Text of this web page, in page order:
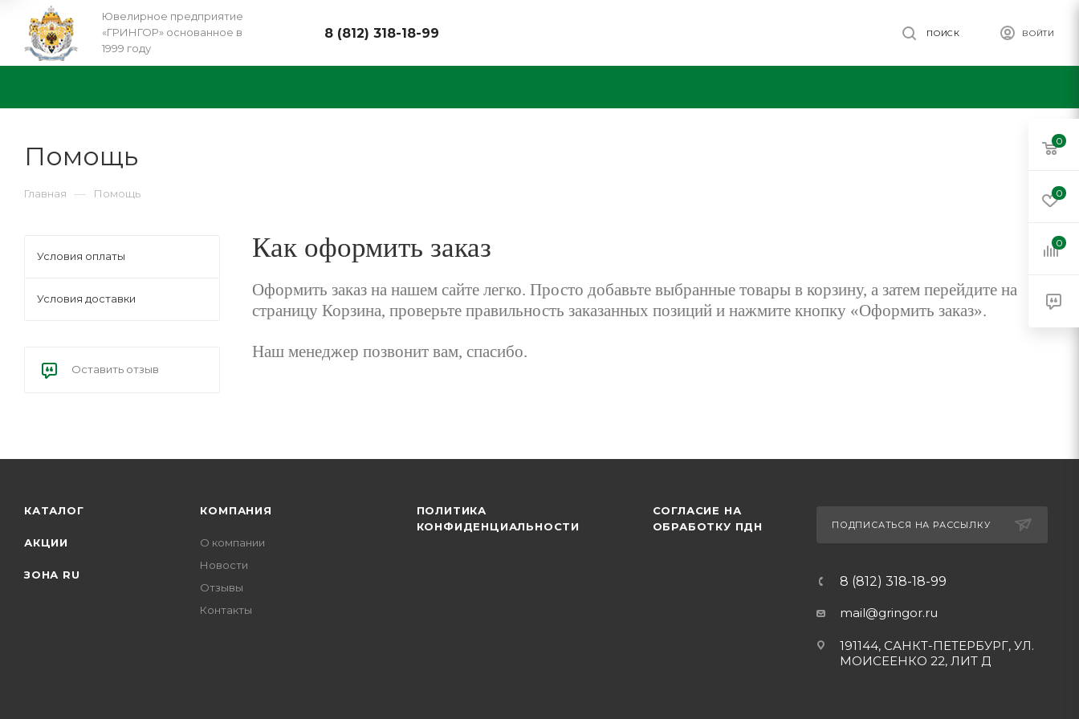
Ювелирное предприятие
«ГРИНГОР» основанное в
1999 году
8 (812) 318-18-99 ВОЙТИ
ПОИСК
Помощь
Главная — Помощь
Как оформить заказ
Оформить заказ на нашем сайте легко. Просто добавьте выбранные товары в корзину, а затем перейдите на
страницу Корзина, проверьте правильность заказанных позиций и нажмите кнопку «Оформить заказ».
Наш менеджер позвонит вам, спасибо.
Условия оплаты
Условия доставки
Оставить отзыв
КАТАЛОГ
АКЦИИ
ЗОНА RU
КОМПАНИЯ
О компании
Новости
Отзывы
Контакты
ПОЛИТИКА
КОНФИДЕНЦИАЛЬНОСТИ
СОГЛАСИЕ НА
ОБРАБОТКУ ПДН
ПОДПИСАТЬСЯ НА РАССЫЛКУ
8 (812) 318-18-99
mail@gringor.ru
191144, САНКТ-ПЕТЕРБУРГ, УЛ.
МОИСЕЕНКО 22, ЛИТ Д
0
0
0